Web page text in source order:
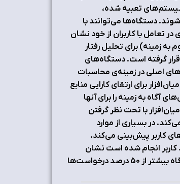
تعبیه شده،
دستگاه‌ها می‌توانند با
تعامل با کاربران از خود نشان
زمینه) برای تحلیل رفتار
گرفته است. دستگاه‌های
اصلی در زمینه‌ی محاسبات
برای ارتقای کارایی منابع
آگاه به زمینه را برای آنها
با تحت نظر گرفتن
در بسیاری از موارد
کاربر پیش‌بینی می‌کند.
کاربر انجام شده است نشان
می‌دهد این میان‌افزار می‌تواند با افزایش سربار بسیار کمی برای حافظه و پردازنده دستگاه بیشتر از 50 درصد درخواست‌ها